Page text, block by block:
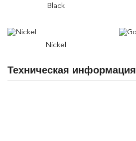
Black
Nickel
Техническая информация